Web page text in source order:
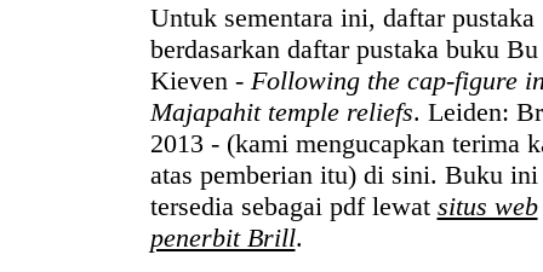
Untuk sementara ini, daftar pustaka
berdasarkan daftar pustaka buku
Kieven - Following the cap-figure
Majapahit temple reliefs. Leiden:
2013 - (kami mengucapkan terima
atas pemberian itu) di sini. Buku ini
tersedia sebagai pdf lewat situs web
penerbit Brill.